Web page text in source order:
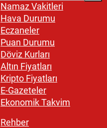
Namaz Vakitleri
Hava Durumu
Eczaneler
Puan Durumu
Döviz Kurları
Altın Fiyatları
Kripto Fiyatları
E-Gazeteler
Ekonomik Takvim
Rehber